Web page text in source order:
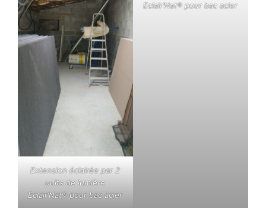
Extension éclairée par 2
puits de lumière
Eclair’Nat® pour bac acier
Eclair’Nat® pour bac acier